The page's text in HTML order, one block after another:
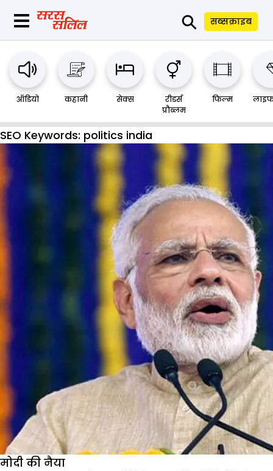
⚲ सब्सक्राइब
ऑडियो कहानी सेक्स
रीडर्स
प्रौब्लम
फिल्म
SEO Keywords: politics india
मोदी की नैया